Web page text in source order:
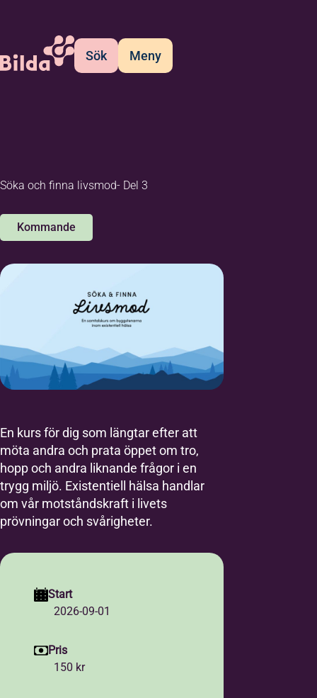
Sök Meny
Söka och finna livsmod- Del 3
Kommande
En kurs för dig som längtar efter att
möta andra och prata öppet om tro,
hopp och andra liknande frågor i en
trygg miljö. Existentiell hälsa handlar
om vår motståndskraft i livets
prövningar och svårigheter.
Start
2026-09-01
Pris
150 kr